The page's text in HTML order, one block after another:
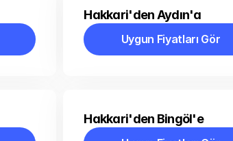
Hakkari'den Aydın'a
Uygun Fiyatları Gör
Uygun Fiyatları Gör
Hakkari'den Bingöl'e